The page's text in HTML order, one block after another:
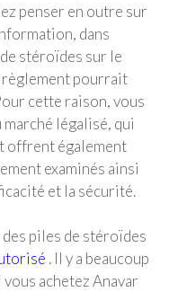
penser en outre sur
dans
stéroïdes sur le
règlement pourrait
cette raison, vous
légalisé, qui
offrent également
examinés ainsi
et la sécurité.
piles de stéroïdes
. Il y a beaucoup
vous achetez Anavar